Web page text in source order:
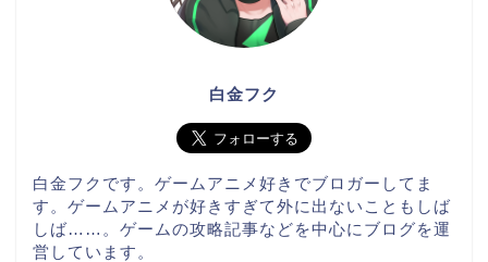
白金フク
白金フクです。ゲームアニメ好きでブロガーしてま
す。ゲームアニメが好きすぎて外に出ないこともしば
しば……。ゲームの攻略記事などを中心にブログを運
営しています。